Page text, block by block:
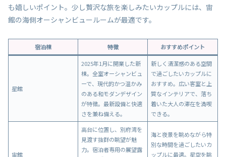
も嬉しいポイント。少し贅沢な旅を楽しみたいカップルには、宙
館の海側オーシャンビュールームが最適です。
宿泊棟 特徴 おすすめポイント
星館
2025年1月に開業した新
棟。全室オーシャンビュ
ーで、現代的かつ温かみ
のある和モダンデザイン
が特徴。最新設備と快適
さを兼ね備える。
新しく清潔感のある空間
で過ごしたいカップルに
おすすめ。広い客室と上
質なインテリアで、落ち
着いた大人の滞在を満喫
できる。
宙館
高台に位置し、別府湾を
見渡す抜群の眺望が魅
力。宿泊者専用の展望露
海と夜景を眺めながら特
別な時間を過ごしたいカ
ップルに最適。星空を眺